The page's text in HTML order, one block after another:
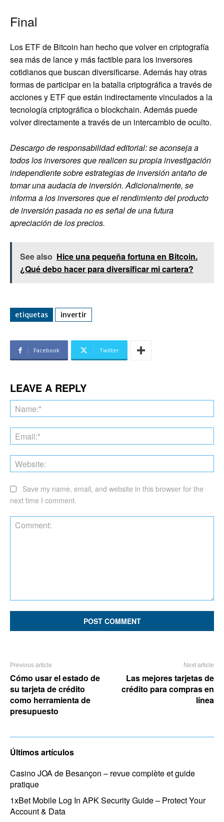
Final
Los ETF de Bitcoin han hecho que volver en criptografía
sea más de lance y más factible para los inversores
cotidianos que buscan diversificarse. Además hay otras
formas de participar en la batalla criptográfica a través de
acciones y ETF que están indirectamente vinculados a la
tecnología criptográfica o blockchain. Además puede
volver directamente a través de un intercambio de oculto.
Descargo de responsabilidad editorial: se aconseja a
todos los inversores que realicen su propia investigación
independiente sobre estrategias de inversión antaño de
tomar una audacia de inversión. Adicionalmente, se
informa a los inversores que el rendimiento del producto
de inversión pasada no es señal de una futura
apreciación de los precios.
See also Hice una pequeña fortuna en Bitcoin.
¿Qué debo hacer para diversificar mi cartera?
etiquetas invertir
Facebook Twitter
LEAVE A REPLY
Save my name, email, and website in this browser for the
next time I comment.
Previous article
Cómo usar el estado de
su tarjeta de crédito
como herramienta de
presupuesto
Next article
Las mejores tarjetas de
crédito para compras en
línea
Últimos artículos
Casino JOA de Besançon – revue complète et guide
pratique
1xBet Mobile Log In APK Security Guide – Protect Your
Account & Data